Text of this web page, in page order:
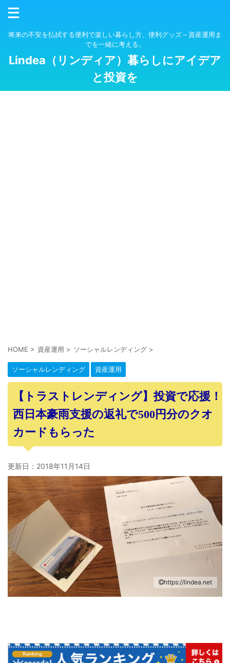
将来の不安を払拭する便利で楽しい暮らし方、便利グッズ～資産運用ま
でを一緒に考える。
Lindea（リンディア）暮らしにアイデア
と投資を
HOME > 資産運用 > ソーシャルレンディング >
ソーシャルレンディング 資産運用
【トラストレンディング】投資で応援！
西日本豪雨支援の返礼で500円分のクオ
カードもらった
更新日： 2018年11月14日
https://lindea.net